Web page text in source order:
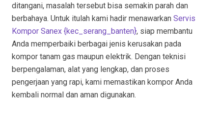
ditangani, masalah tersebut bisa semakin parah dan
berbahaya. Untuk itulah kami hadir menawarkan Servis
Kompor Sanex {kec_serang_banten}, siap membantu
Anda memperbaiki berbagai jenis kerusakan pada
kompor tanam gas maupun elektrik. Dengan teknisi
berpengalaman, alat yang lengkap, dan proses
pengerjaan yang rapi, kami memastikan kompor Anda
kembali normal dan aman digunakan.